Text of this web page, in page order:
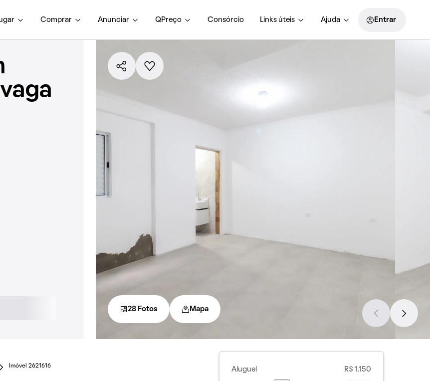
Comprar Anunciar QPreço Consórcio Links úteis Ajuda Entrar
28 Fotos Mapa
Imóvel 2621616 Aluguel R$ 1.150